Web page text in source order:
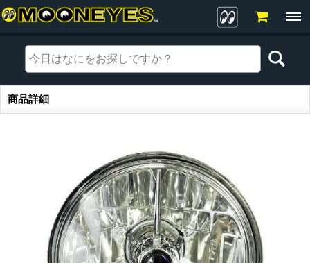
商品詳細
商品詳細